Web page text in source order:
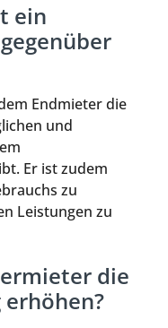
ein
Endmieter die
und
Er ist zudem
zu
Leistungen zu
die